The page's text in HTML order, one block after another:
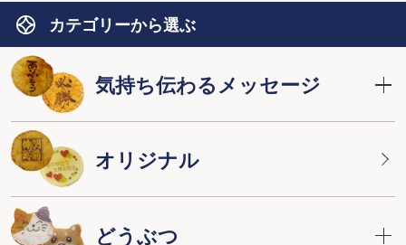
カテゴリーから選ぶ
気持ち伝わるメッセージ
オリジナル
どうぶつ